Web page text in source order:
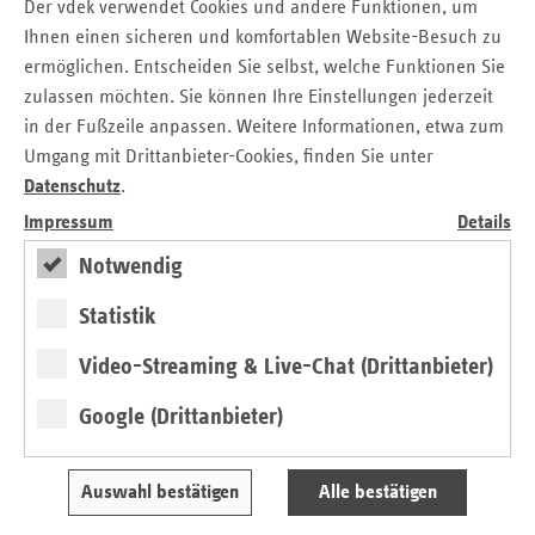
Der vdek verwendet Cookies und andere Funktionen, um
Ihnen einen sicheren und komfortablen Website-Besuch zu
ermöglichen. Entscheiden Sie selbst, welche Funktionen Sie
zulassen möchten. Sie können Ihre Einstellungen jederzeit
in der Fußzeile anpassen. Weitere Informationen, etwa zum
Umgang mit Drittanbieter-Cookies, finden Sie unter
Datenschutz.
Impressum
Details
Notwendig
Statistik
Video-Streaming & Live-Chat (Drittanbieter)
Google (Drittanbieter)
Auswahl bestätigen Alle bestätigen
notwendigen Informationen zur Anmeldung der Kurse. Die
Anbieter sparen so Zeit und Aufwand, da sie die
Unterlagen nicht mehr allen Kassen einzeln vorlegen
müssen.
Alle drei Jahre werden die Kurse erneut einem
Qualitätscheck unterzogen. Mit dieser regelmäßigen
gewollte) Wettbewerb der Krankenkassen nicht auf Kosten
der Qualität geht.
Pressemitteilung
Musterzertifikat